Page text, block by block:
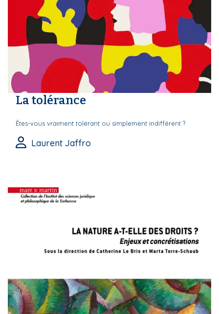
La tolérance
Êtes-vous vraiment tolérant ou simplement indifférent ?
Laurent Jaffro